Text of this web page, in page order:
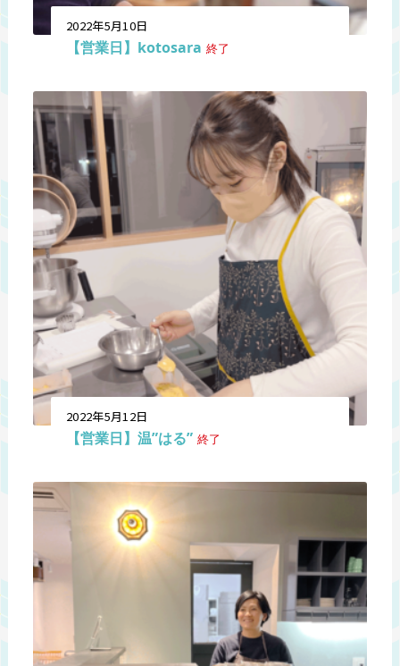
2022年5月10日
【営業日】kotosara 終了
2022年5月12日
【営業日】温”はる” 終了